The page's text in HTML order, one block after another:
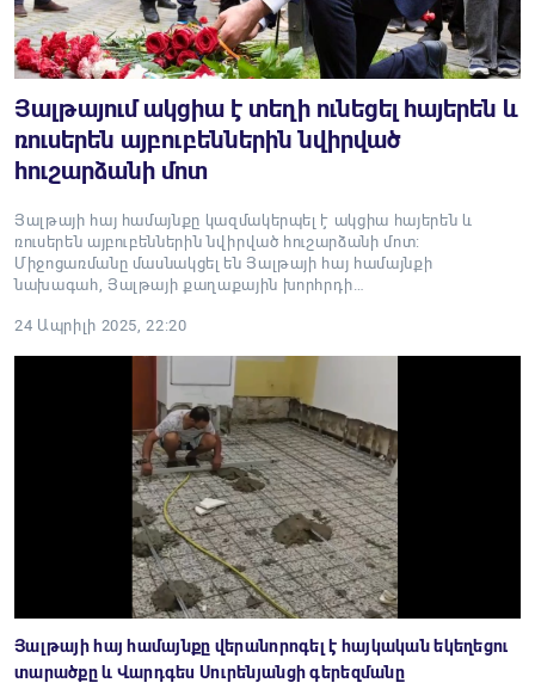
Յալթայում ակցիա է տեղի ունեցել հայերեն և
ռուսերեն այբուբեններին նվիրված
հուշարձանի մոտ
Յալթայի հայ համայնքը կազմակերպել է ակցիա հայերեն և
ռուսերեն այբուբեններին նվիրված հուշարձանի մոտ:
Միջոցառմանը մասնակցել են Յալթայի հայ համայնքի
նախագահ, Յալթայի քաղաքային խորհրդի…
24 Ապրիլի 2025, 22:20
Յալթայի հայ համայնքը վերանորոգել է հայկական եկեղեցու
տարածքը և Վարդգես Սուրենյանցի գերեզմանը